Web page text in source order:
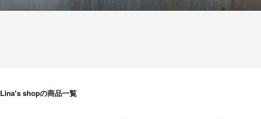
Lina's shopの商品一覧